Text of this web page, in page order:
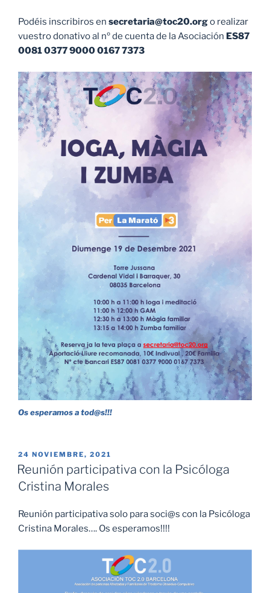
Podéis inscribiros en secretaria@toc20.orgo realizar
vuestro donativo al nº de cuenta de la Asociación ES87
0081 0377 9000 0167 7373
Os esperamos a tod@s!!!
PUBLICADO
EL
24 NOVIEMBRE, 2021
Reunión participativa con la Psicóloga
Cristina Morales
Reunión participativa solo para soci@s con la Psicóloga
Cristina Morales…. Os esperamos!!!!